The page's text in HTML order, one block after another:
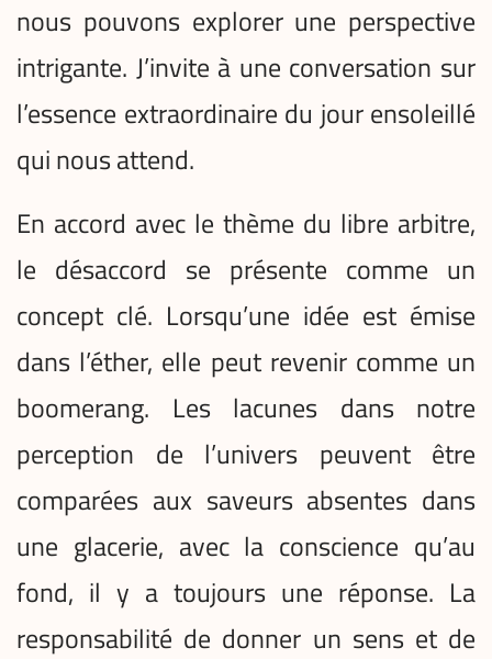
nous pouvons explorer une perspective
intrigante. J’invite à une conversation sur
l’essence extraordinaire du jour ensoleillé
qui nous attend.
En accord avec le thème du libre arbitre,
le désaccord se présente comme un
concept clé. Lorsqu’une idée est émise
dans l’éther, elle peut revenir comme un
boomerang. Les lacunes dans notre
perception de l’univers peuvent être
comparées aux saveurs absentes dans
une glacerie, avec la conscience qu’au
fond, il y a toujours une réponse. La
responsabilité de donner un sens et de